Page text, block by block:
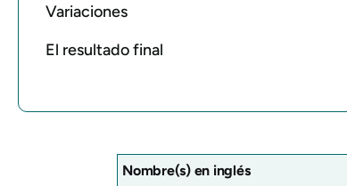
Variaciones
El resultado final
Nombre(s) en inglés